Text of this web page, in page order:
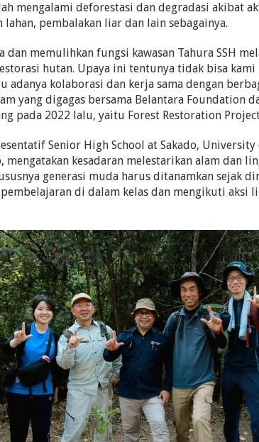
mengalami deforestasi dan degradasi akibat
pembalakan liar dan lain sebagainya.
dan memulihkan fungsi kawasan Tahura SSH
hutan. Upaya ini tentunya tidak bisa kami
adanya kolaborasi dan kerja sama dengan
yang digagas bersama Belantara Foundation
pada 2022 lalu, yaitu Forest Restoration
Senior High School at Sakado, University
mengatakan kesadaran melestarikan alam dan
generasi muda harus ditanamkan sejak
di dalam kelas dan mengikuti aksi